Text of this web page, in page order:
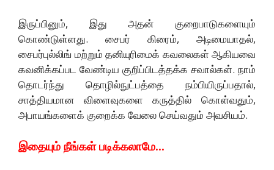
இருப்பினும், இது அதன் குறைபாடுகளையும்
கொண்டுள்ளது. சைபர் கிரைம், அடிமையாதல்,
சைபர்புல்லிங் மற்றும் தனியுரிமைக் கவலைகள் ஆகியவை
கவனிக்கப்பட வேண்டிய குறிப்பிடத்தக்க சவால்கள். நாம்
தொடர்ந்து தொழில்நுட்பத்தை நம்பியிருப்பதால்,
சாத்தியமான விளைவுகளை கருத்தில் கொள்வதும்,
அபாயங்களைக் குறைக்க வேலை செய்வதும் அவசியம்.
இதையும் நீங்கள் படிக்கலாமே…